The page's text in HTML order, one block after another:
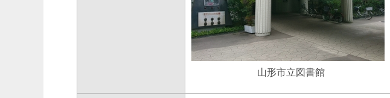
山形市立図書館